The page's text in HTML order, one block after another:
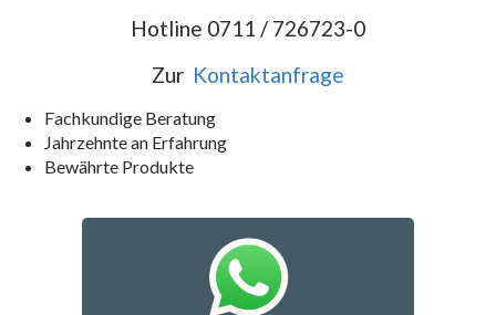
Hotline 0711 / 726723-0
Zur Kontaktanfrage
Fachkundige Beratung
Jahrzehnte an Erfahrung
Bewährte Produkte